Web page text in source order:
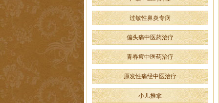
过敏性鼻炎专病
偏头痛中医药治疗
青春痘中医药治疗
原发性痛经中医治疗
小儿推拿